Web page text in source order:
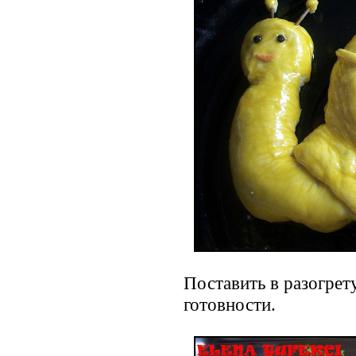
Поставить в
готовности.